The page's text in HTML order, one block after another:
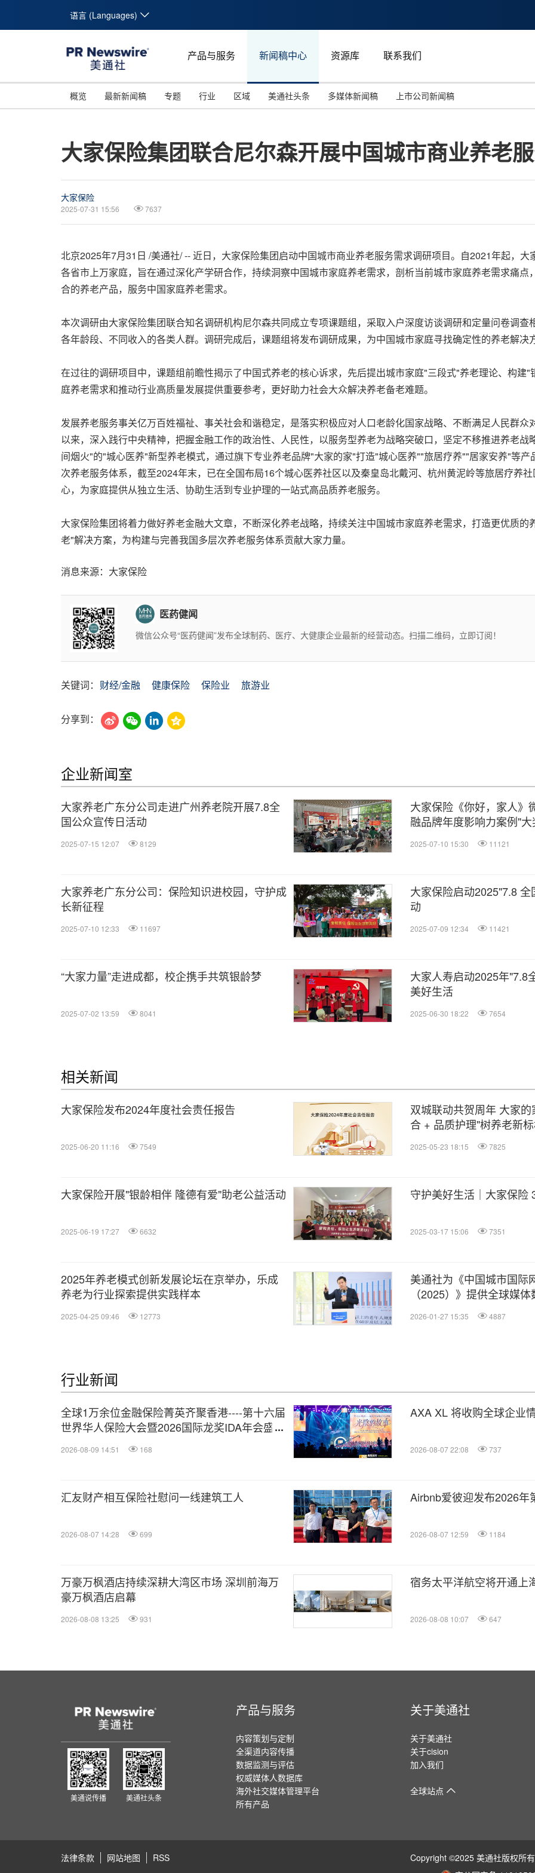
语言 (Languages)
产品与服务 新闻稿中心 资源库 联系我们
概览 最新新闻稿 专题
投资并购
行业
能源化工与环保
区域
马来西亚
美通社头条 多媒体新闻稿 上市公司新闻稿
大家保险集团联合尼尔森开展中国城市商业养老
大家保险
2025-07-31 15:56 7637
北京2025年7月31日 /美通社/ -- 近日，大家保险集团启动中国城市商业养老服务需求调研项目。自2021年起，
各省市上万家庭，旨在通过深化产学研合作，持续洞察中国城市家庭养老需求，剖析当前城市家庭养老需求痛
合的养老产品，服务中国家庭养老需求。
本次调研由大家保险集团联合知名调研机构尼尔森共同成立专项课题组，采取入户深度访谈调研和定量问卷调
各年龄段、不同收入的各类人群。调研完成后，课题组将发布调研成果，为中国城市家庭寻找确定性的养老解决
在过往的调研项目中，课题组前瞻性揭示了中国式养老的核心诉求，先后提出城市家庭"三段式"养老理论、构建
庭养老需求和推动行业高质量发展提供重要参考，更好助力社会大众解决养老备老难题。
发展养老服务事关亿万百姓福祉、事关社会和谐稳定，是落实积极应对人口老龄化国家战略、不断满足人民群
以来，深入践行中央精神，把握金融工作的政治性、人民性，以服务型养老为战略突破口，坚定不移推进养老
间烟火"的"城心医养"新型养老模式，通过旗下专业养老品牌"大家的家"打造"城心医养""旅居疗养""居家安养"等
次养老服务体系，截至2024年末，已在全国布局16个城心医养社区以及秦皇岛北戴河、杭州黄泥岭等旅居疗养
心，为家庭提供从独立生活、协助生活到专业护理的一站式高品质养老服务。
大家保险集团将着力做好养老金融大文章，不断深化养老战略，持续关注中国城市家庭养老需求，打造更优质
老"解决方案，为构建与完善我国多层次养老服务体系贡献大家力量。
消息来源：大家保险
医药健闻
微信公众号“医药健闻”发布全球制药、医疗、大健康企业最新的经营动态。扫描二维码，立即订阅！
关键词： 财经/金融 健康保险 保险业 旅游业
分享到：
企业新闻室
大家养老广东分公司走进广州养老院开展7.8全
国公众宣传日活动
2025-07-15 12:07 8129
大家保险《你好，家人》
融品牌年度影响力案例"大
2025-07-10 15:30 11121
大家养老广东分公司：保险知识进校园，守护成
长新征程
2025-07-10 12:33 11697
大家保险启动2025"7.8
动
2025-07-09 12:34 11421
“大家力量”走进成都，校企携手共筑银龄梦
2025-07-02 13:59 8041
大家人寿启动2025年"7.8
美好生活
2025-06-30 18:22 7654
相关新闻
大家保险发布2024年度社会责任报告
2025-06-20 11:16 7549
双城联动共贺周年 大家
合 + 品质护理"树养老新
2025-05-23 18:15 7825
大家保险开展"银龄相伴 隆德有爱"助老公益活动
2025-06-19 17:27 6632
守护美好生活｜大家保险
2025-03-17 15:06 7351
2025年养老模式创新发展论坛在京举办，乐成
养老为行业探索提供实践样本
2025-04-25 09:46 12773
美通社为《中国城市国际
（2025）》提供全球媒
2026-01-27 15:35 4887
行业新闻
全球1万余位金融保险菁英齐聚香港----第十六届
世界华人保险大会暨2026国际龙奖IDA年会盛大
2026-08-09 14:51 168
AXA XL 将收购全球企业
2026-08-07 22:08 737
汇友财产相互保险社慰问一线建筑工人
2026-08-07 14:28 699
Airbnb爱彼迎发布2026年
2026-08-07 12:59 1184
万豪万枫酒店持续深耕大湾区市场 深圳前海万
豪万枫酒店启幕
2026-08-08 13:25 931
宿务太平洋航空将开通上
2026-08-08 10:07 647
美通说传播 美通社头条
产品与服务
内容策划与定制
全渠道内容传播
数据监测与评估
权威媒体人数据库
海外社交媒体管理平台
所有产品
关于美通社
关于美通社
关于cision
加入我们
全球站点
法律条款 网站地图 RSS
Copyright ©2025 美通社版权所